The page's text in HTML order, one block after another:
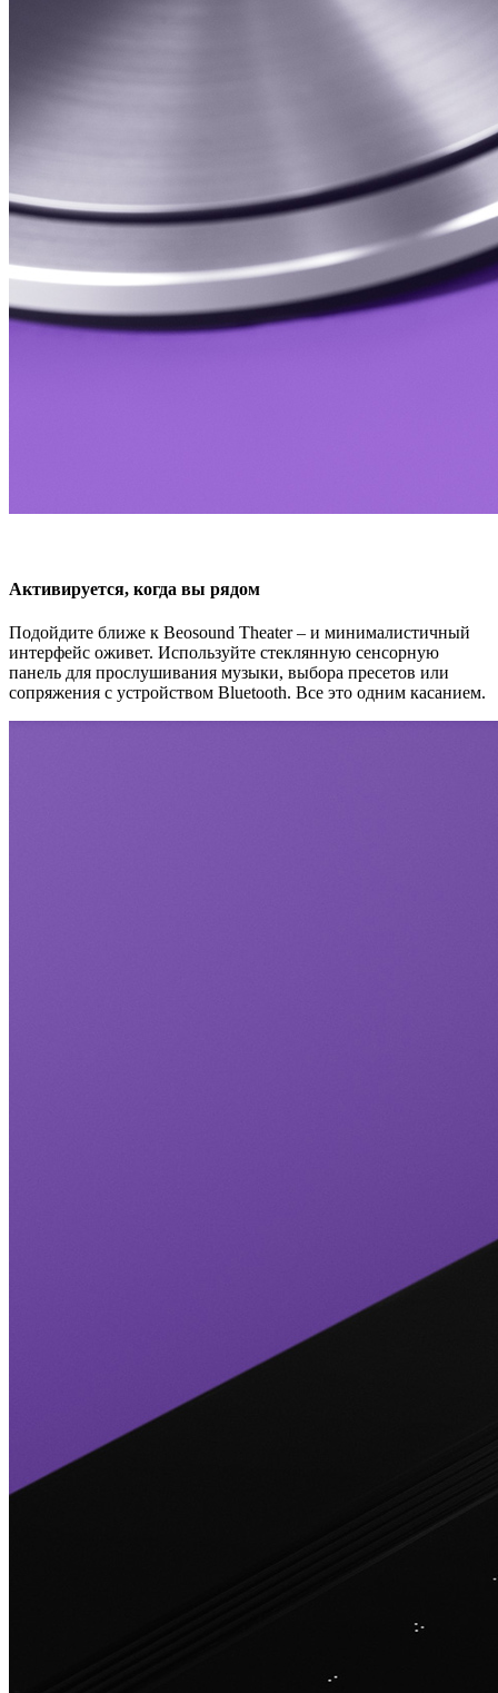
Активируется, когда вы рядом
Подойдите ближе к Beosound Theater – и минималистичный
интерфейс оживет. Используйте стеклянную сенсорную
панель для прослушивания музыки, выбора пресетов или
сопряжения с устройством Bluetooth. Все это одним касанием.